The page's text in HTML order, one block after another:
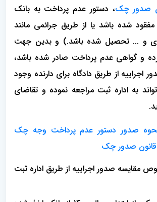
، دستور عدم پرداخت به بانک
شده باشد یا از طریق جرائمی مانند
و ... تحصیل شده باشد.) و بدین جهت
و‌ گواهی عدم پرداخت صادر شده باشد،
اجراییه از طریق دادگاه برای دارنده وجود
به اداره ثبت مراجعه نموده و تقاضای
نحوه صدور دستور عدم پرداخت وجه چک
مقایسه صدور اجراییه از طریق اداره ثبت